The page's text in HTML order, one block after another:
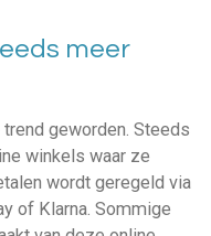
meer
geworden. Steeds
winkels waar ze
wordt geregeld via
of Klarna. Sommige